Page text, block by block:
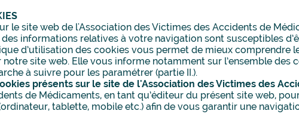
le site web de l'Association des Victimes des Accidents de
informations relatives à votre navigation sont susceptibles
d’utilisation des cookies vous permet de mieux comprendre
site web. Elle vous informe notamment sur l’ensemble des
à suivre pour les paramétrer (partie II.).
présents sur le site de l'Association des Victimes des
de Médicaments, en tant qu’éditeur du présent site web,
tablette, mobile etc.) afin de vous garantir une